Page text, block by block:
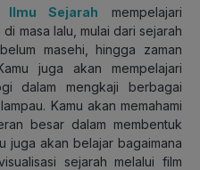
Ilmu Sejarah mempelajari
masa lalu, mulai dari sejarah
masehi, hingga zaman
juga akan mempelajari
dalam mengkaji berbagai
Kamu akan memahami
besar dalam membentuk
juga akan belajar bagaimana
sejarah melalui film